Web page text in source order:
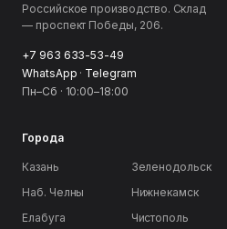
Российское производство. Склад
— проспект Победы, 206.
+7 963 633-53-49
WhatsApp · Telegram
Пн–Сб · 10:00–18:00
Города
Казань
Зеленодольск
Наб. Челны
Нижнекамск
Елабуга
Чистополь